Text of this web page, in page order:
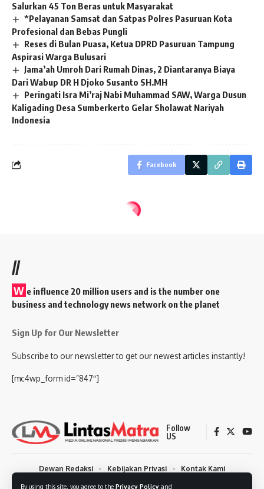
By using this site, you agree to the Privacy Policy and
Salurkan 45 Ton Beras untuk Masyarakat
*Pelayanan Samsat dan Satpas Polres Pasuruan Kota
Profesional dan Bebas Pungli
Reses di Bulan Puasa, Ketua DPRD Pasuruan Tampung
Aspirasi Warga Bulusari
Jama’ah Umroh Dari Rumah Dinas, 2 Diantaranya Biaya
Dari Wabup DR H Djoko Susanto SH.MH
Peringati Isra Mi’raj Nabi Muhammad SAW, Warga Dusun
Kaligading Desa Sumberkerto Gelar Sholawat Nariyah
Indonesia
Facebook
//
W e influence 20 million users and is the number one
business and technology news network on the planet
Sign Up for Our Newsletter
Subscribe to our newsletter to get our newest articles instantly!
[mc4wp_form id=”847″]
Follow
US
Dewan Redaksi Kebijakan Privasi
Kontak Kami